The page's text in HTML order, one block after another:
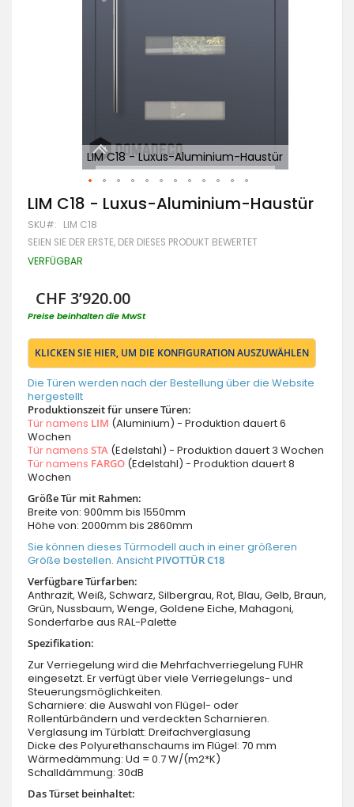
LIM C18 - Luxus-Aluminium-Haustür
Zum
Anfang
der
Bildgalerie
springen
LIM C18 - Luxus-Aluminium-Haustür
SKU LIM C18
SEIEN SIE DER ERSTE, DER DIESES PRODUKT BEWERTET
VERFÜGBAR
CHF 3’920.00
Preise beinhalten die MwSt
KLICKEN SIE HIER, UM DIE KONFIGURATION AUSZUWÄHLEN
Die Türen werden nach der Bestellung über die Website
hergestellt
Produktionszeit für unsere Türen:
Tür namens LIM (Aluminium) - Produktion dauert 6
Wochen
Tür namens STA (Edelstahl) - Produktion dauert 3 Wochen
Tür namens FARGO (Edelstahl) - Produktion dauert 8
Wochen
Größe Tür mit Rahmen:
Breite von: 900mm bis 1550mm
Höhe von: 2000mm bis 2860mm
Sie können dieses Türmodell auch in einer größeren
Größe bestellen. Ansicht PIVOTTÜR C18
Verfügbare Türfarben:
Anthrazit, Weiß, Schwarz, Silbergrau, Rot, Blau, Gelb, Braun,
Grün, Nussbaum, Wenge, Goldene Eiche, Mahagoni,
Sonderfarbe aus RAL-Palette
Spezifikation:
Zur Verriegelung wird die Mehrfachverriegelung FUHR
eingesetzt. Er verfügt über viele Verriegelungs- und
Steuerungsmöglichkeiten.
Scharniere: die Auswahl von Flügel- oder
Rollentürbändern und verdeckten Scharnieren.
Verglasung im Türblatt: Dreifachverglasung
Dicke des Polyurethanschaums im Flügel: 70 mm
Wärmedämmung: Ud = 0.7 W/(m2*K)
Schalldämmung: 30dB
Das Türset beinhaltet: